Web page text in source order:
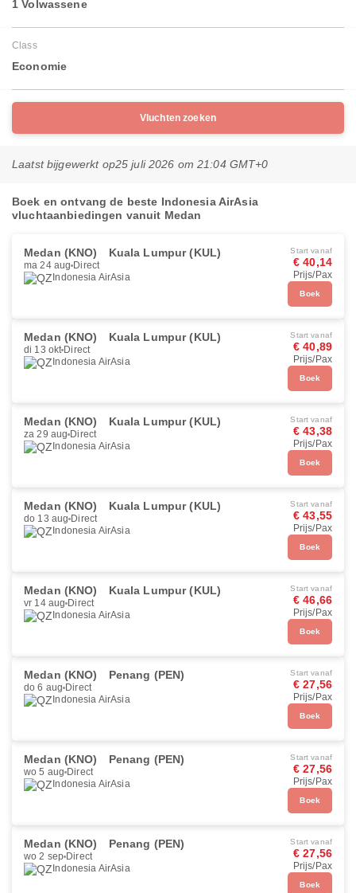
1 Volwassene
Class
Economie
Vluchten zoeken
Laatst bijgewerkt op25 juli 2026 om 21:04 GMT+0
Boek en ontvang de beste Indonesia AirAsia
vluchtaanbiedingen vanuit Medan
Medan (KNO) Kuala Lumpur (KUL)
ma 24 aug Direct
Indonesia AirAsia
Start vanaf
€ 40,14
Prijs/Pax
Boek
Medan (KNO) Kuala Lumpur (KUL)
di 13 okt Direct
Indonesia AirAsia
Start vanaf
€ 40,89
Prijs/Pax
Boek
Medan (KNO) Kuala Lumpur (KUL)
za 29 aug Direct
Indonesia AirAsia
Start vanaf
€ 43,38
Prijs/Pax
Boek
Medan (KNO) Kuala Lumpur (KUL)
do 13 aug Direct
Indonesia AirAsia
Start vanaf
€ 43,55
Prijs/Pax
Boek
Medan (KNO) Kuala Lumpur (KUL)
vr 14 aug Direct
Indonesia AirAsia
Start vanaf
€ 46,66
Prijs/Pax
Boek
Medan (KNO) Penang (PEN)
do 6 aug Direct
Indonesia AirAsia
Start vanaf
€ 27,56
Prijs/Pax
Boek
Medan (KNO) Penang (PEN)
wo 5 aug Direct
Indonesia AirAsia
Start vanaf
€ 27,56
Prijs/Pax
Boek
Medan (KNO) Penang (PEN)
wo 2 sep Direct
Indonesia AirAsia
Start vanaf
€ 27,56
Prijs/Pax
Boek